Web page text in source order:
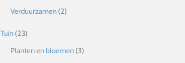
Verduurzamen (2)
Tuin (23)
Planten en bloemen (3)